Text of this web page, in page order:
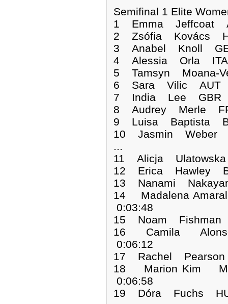
Semifinal 1 Elite
1 Emma Jeffcoat
2 Zsófia Kovács
3 Anabel Knoll
4 Alessia Orla
5 Tamsyn Moana-
6 Sara Vilic AUT
7 India Lee GBR
8 Audrey Merle
9 Luisa Baptista
10 Jasmin Weber
11 Alicja
12 Erica Hawley
13 Nanami
14 Madalena
0:03:48
15 Noam
16 Camila
0:06:12
17 Rachel
18 Marion Kim
0:06:58
19 Dóra Fuchs